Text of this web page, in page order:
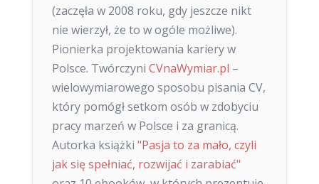
(zaczęła w 2008 roku, gdy jeszcze nikt
nie wierzył, że to w ogóle możliwe).
Pionierka projektowania kariery w
Polsce. Twórczyni CVnaWymiar.pl –
wielowymiarowego sposobu pisania CV,
który pomógł setkom osób w zdobyciu
pracy marzeń w Polsce i za granicą.
Autorka książki "Pasja to za mało, czyli
jak się spełniać, rozwijać i zarabiać"